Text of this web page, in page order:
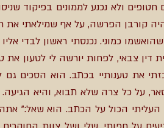
ולא נכנע לממונים בפיקוד
קורבן הפרשה, על אף שמילאתי את
החוקרים שלי שהואשמו כמוני. נכנסתי
צבאי, לפחות יורשה לי לטעון את
את טענותיי בכתב. הוא הסכים
על כל צרה שלא תבוא, והיא
העליתי הכול על הכתב. הוא שאל:"